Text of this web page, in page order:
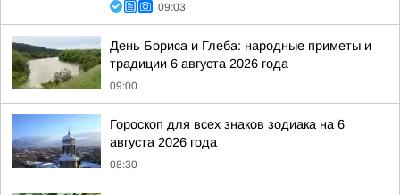
09:03
День Бориса и Глеба: народные приметы и
традиции 6 августа 2026 года
09:00
Гороскоп для всех знаков зодиака на 6
августа 2026 года
08:30